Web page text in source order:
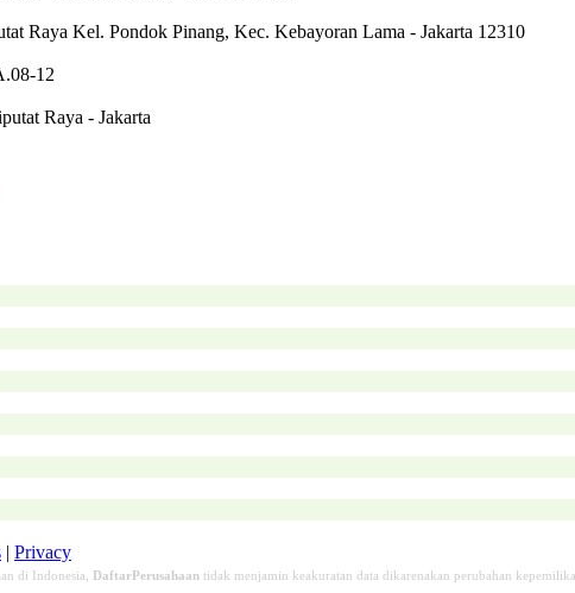
Raya Kel. Pondok Pinang, Kec. Kebayoran Lama - Jakarta 12310
12
Raya - Jakarta
| Privacy
di Indonesia, DaftarPerusahaan tidak menjamin keakuratan data dikarenakan perubahan